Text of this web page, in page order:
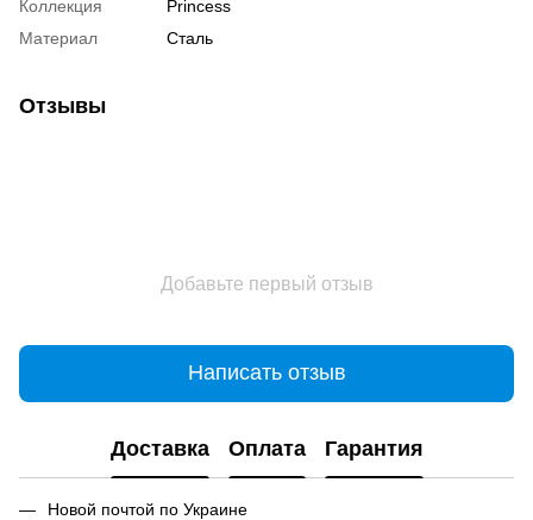
Коллекция
Princess
Материал
Сталь
Отзывы
Добавьте первый отзыв
Написать отзыв
Доставка Оплата Гарантия
Новой почтой по Украине